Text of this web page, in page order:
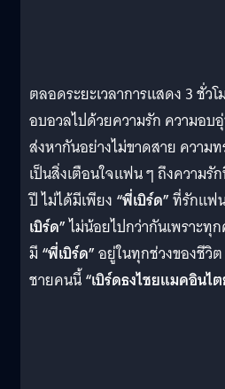
ตลอดระยะเวลาการแสดง 3 ชั่ว
อบอวลไปด้วยความรัก ความอ
ส่งหากันอย่างไม่ขาดสาย ความ
เป็นสิ่งเตือนใจแฟน ๆ ถึงความ
ปี ไม่ได้มีเพียง “พี่เบิร์ด”ที่รักแฟ
เบิร์ด”ไม่น้อยไปกว่ากันเพราะทุ
มี “พี่เบิร์ด”อยู่ในทุกช่วงของชีวิ
ชายคนนี้“เบิร์ดธงไชยแมคอินไ